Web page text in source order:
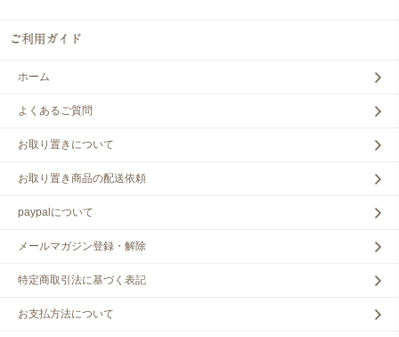
ホーム
よくあるご質問
お取り置きについて
お取り置き商品の配送依頼
paypalについて
メールマガジン登録・解除
特定商取引法に基づく表記
お支払方法について